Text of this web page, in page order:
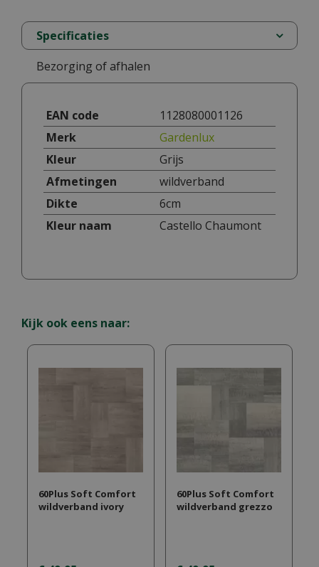
Specificaties
Bezorging of afhalen
EAN code
1128080001126
Merk
Gardenlux
Kleur
Grijs
Afmetingen
wildverband
Dikte
6cm
Kleur naam
Castello Chaumont
Kijk ook eens naar:
60Plus Soft Comfort
wildverband ivory
60Plus Soft Comfort
wildverband grezzo